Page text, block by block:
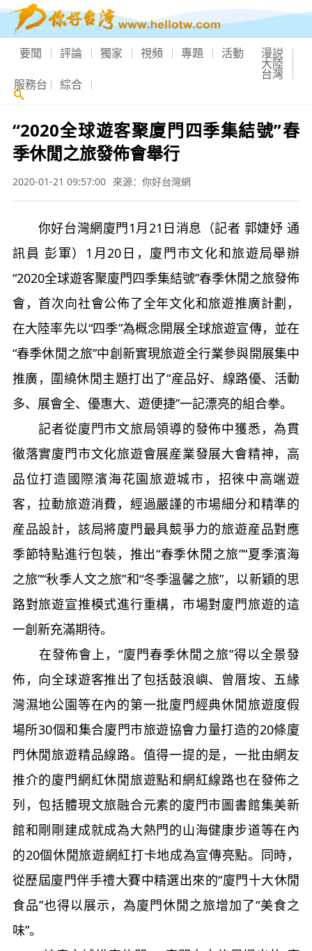
要聞 評論 獨家 視頻 專題 活動 漫説
大陸
台灣
服務台 綜合
“2020全球遊客聚廈門四季集結號”春
季休閒之旅發佈會舉行
2020-01-21 09:57:00 來源：你好台灣網
你好台灣網廈門1月21日消息（記者 郭婕妤 通
訊員 彭軍）1月20日，廈門市文化和旅遊局舉辦
“2020全球遊客聚廈門四季集結號”春季休閒之旅發佈
會，首次向社會公佈了全年文化和旅遊推廣計劃，
在大陸率先以“四季”為概念開展全球旅遊宣傳，並在
“春季休閒之旅”中創新實現旅遊全行業參與開展集中
推廣，圍繞休閒主題打出了“産品好、線路優、活動
多、展會全、優惠大、遊便捷”一記漂亮的組合拳。
記者從廈門市文旅局領導的發佈中獲悉，為貫
徹落實廈門市文化旅遊會展産業發展大會精神，高
品位打造國際濱海花園旅遊城市，招徠中高端遊
客，拉動旅遊消費，經過嚴謹的市場細分和精準的
産品設計，該局將廈門最具競爭力的旅遊産品對應
季節特點進行包裝，推出“春季休閒之旅”“夏季濱海
之旅”“秋季人文之旅”和“冬季溫馨之旅”，以新穎的思
路對旅遊宣推模式進行重構，市場對廈門旅遊的這
一創新充滿期待。
在發佈會上，“廈門春季休閒之旅”得以全景發
佈，向全球遊客推出了包括鼓浪嶼、曾厝垵、五緣
灣濕地公園等在內的第一批廈門經典休閒旅遊度假
場所30個和集合廈門市旅遊協會力量打造的20條廈
門休閒旅遊精品線路。值得一提的是，一批由網友
推介的廈門網紅休閒旅遊點和網紅線路也在發佈之
列，包括體現文旅融合元素的廈門市圖書館集美新
館和剛剛建成就成為大熱門的山海健康步道等在內
的20個休閒旅遊網紅打卡地成為宣傳亮點。同時，
從歷屆廈門伴手禮大賽中精選出來的“廈門十大休閒
食品”也得以展示，為廈門休閒之旅增加了“美食之
味”。